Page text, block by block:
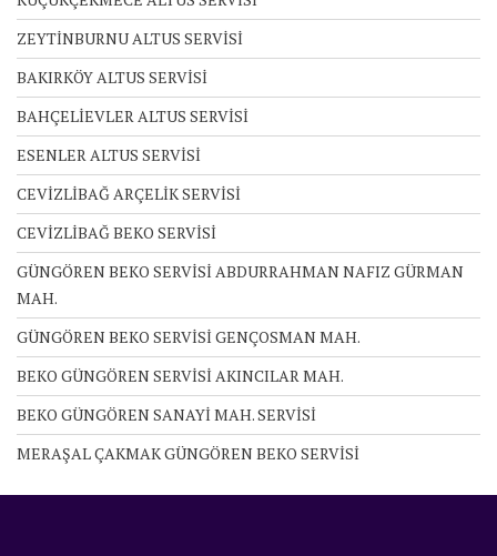
ZEYTİNBURNU ALTUS SERVİSİ
BAKIRKÖY ALTUS SERVİSİ
BAHÇELİEVLER ALTUS SERVİSİ
ESENLER ALTUS SERVİSİ
CEVİZLİBAĞ ARÇELİK SERVİSİ
CEVİZLİBAĞ BEKO SERVİSİ
GÜNGÖREN BEKO SERVİSİ ABDURRAHMAN NAFIZ GÜRMAN
MAH.
GÜNGÖREN BEKO SERVİSİ GENÇOSMAN MAH.
BEKO GÜNGÖREN SERVİSİ AKINCILAR MAH.
BEKO GÜNGÖREN SANAYİ MAH. SERVİSİ
MERAŞAL ÇAKMAK GÜNGÖREN BEKO SERVİSİ